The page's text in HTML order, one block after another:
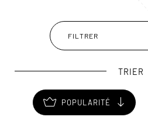
Berlioz y séjournèrent…
Weimar est aussi le berceau du
qui réunit plus de 300 pièces
FILTRER
TRIER
POPULARITÉ